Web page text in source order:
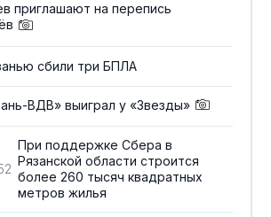
приглашают на перепись
сбили три БПЛА
ВДВ» выиграл у «Звезды»
При поддержке Сбера в
Рязанской области строится
более 260 тысяч квадратных
метров жилья